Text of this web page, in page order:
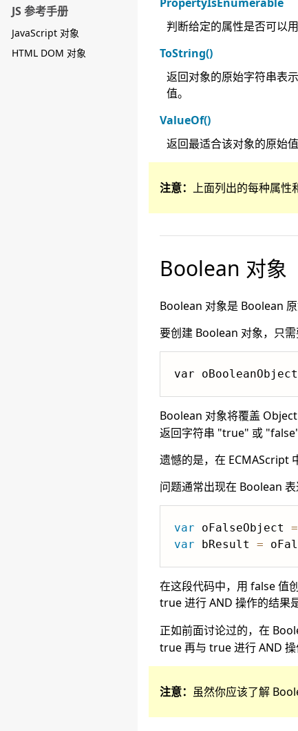
JS 参考手册
JavaScript 对象
HTML DOM 对象
判断给定的属性是否可以
ToString()
返回对象的原始字符串表
值。
ValueOf()
返回最适合该对象的原始
注意： 上面列出的每种属性
Boolean 对象
Boolean 对象是 Boolean 原
要创建 Boolean 对象，只需
var
Boolean 对象将覆盖
返回字符串 "true" 或 "false"
遗憾的是，在 ECMAScript
问题通常出现在 Boolean
var oFalseObject =
var bResult =
在这段代码中，用 false 值
true 进行 AND 操作的结果
正如前面讨论过的，在
true 再与 true 进行 AND 操
注意： 虽然你应该了解